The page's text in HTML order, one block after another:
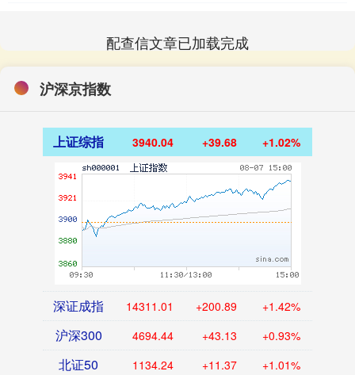
配查信文章已加载完成
沪深京指数
上证综指 3940.04 +39.68 +1.02%
深证成指 14311.01 +200.89 +1.42%
沪深300 4694.44 +43.13 +0.93%
北证50 1134.24 +11.37 +1.01%